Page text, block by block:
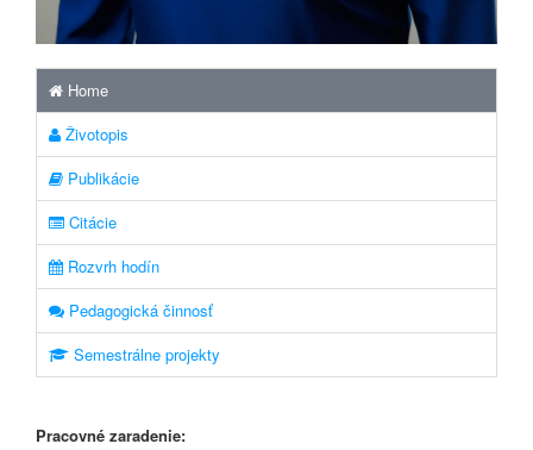
Home
Životopis
Publikácie
Citácie
Rozvrh hodín
Pedagogická činnosť
Semestrálne projekty
Pracovné zaradenie: